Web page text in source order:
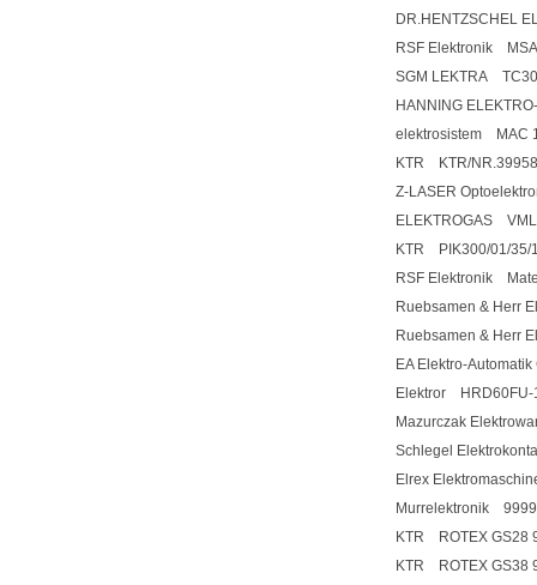
DR.HENTZSCHEL
RSF Elektronik
SGM LEKTRA TC30
HANNING
elektrosistem MAC
KTR KTR/
Z-LASER
ELEKTROGAS
KTR PIK300/01/35/
RSF Elektronik
Ruebsamen & Herr
Ruebsamen & Herr
EA Elektro-
Elektror HRD60FU-
Mazurczak
Schlegel
Elrex
Murrelektronik
KTR ROTEX GS28
KTR ROTEX GS38